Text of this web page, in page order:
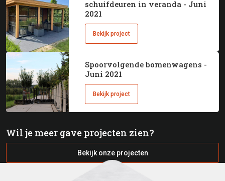
schuifdeuren in veranda - Juni
2021
Bekijk project
Spoorvolgende bomenwagens -
Juni 2021
Bekijk project
Wil je meer gave projecten zien?
Bekijk onze projecten